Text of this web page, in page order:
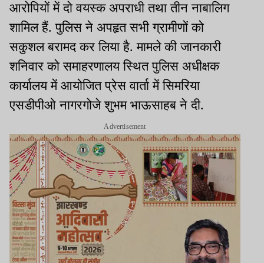
आरोपियों में दो वयस्क अपराधी तथा तीन नाबालिग
शामिल हैं. पुलिस ने अपहृत सभी ग्रामीणों को
सकुशल बरामद कर लिया है. मामले की जानकारी
शनिवार को समाहरणालय स्थित पुलिस अधीक्षक
कार्यालय में आयोजित प्रेस वार्ता में सिमरिया
एसडीपीओ नागरगोजे शुभम भाऊसाहब ने दी.
Advertisement